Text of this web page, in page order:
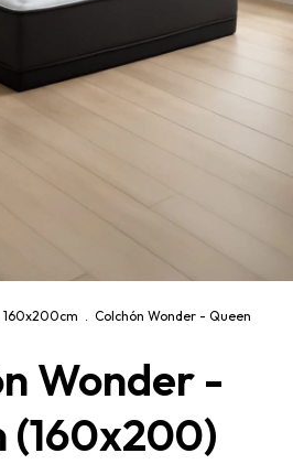
160x200cm . Colchón Wonder - Queen
Wonder -
(160x200)